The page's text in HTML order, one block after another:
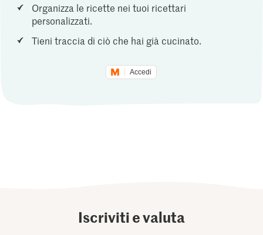
Organizza le ricette nei tuoi ricettari
personalizzati.
Tieni traccia di ciò che hai già cucinato.
Accedi
Iscriviti e valuta